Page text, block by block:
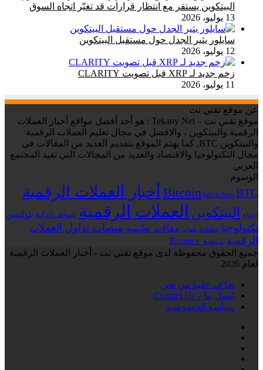
البيتكوين يستقر مع انتظار قرارات قد تغيّر اتجاه السوق
13 يوليو، 2026
سايلور يثير الجدل حول مستقبل البيتكوين
12 يوليو، 2026
زخم جديد لـ XRP قبل تصويت CLARITY
11 يوليو، 2026
عن موقع تقني نت
موقع تقني نت – Tekany Net : هو أحد أفضل مواقع أخبار العملات
الرقمية والبيتكوين ، والافضل في مجال تعليم العملات الرقمية
والبيتكوين BTC. كما يهتم الموقع بتقديم العديد من المقالات في
مجال التكنولوجيا والاقتصاد والعديد من المجالات التي تفيد المجتمع
العربي.
الوسوم
Bitcoin blockchain BTC أخبار العملات الرقمية
ارتفاع البيتكوين العملات الرقمية الهواتف الذكية بلوكشين
تكنولوجيا سلطنة عمان مقالات تعليمية منصات تداول العملات
الرقمية منصة Binance
جميع الحقوق محفوظة لدى موقع تقني نت - أخبار العملات الرقمية
لعام 2026
تعرّف علينا من نحن
إتصل بنا – Contact Us
سياسة الخصوصية